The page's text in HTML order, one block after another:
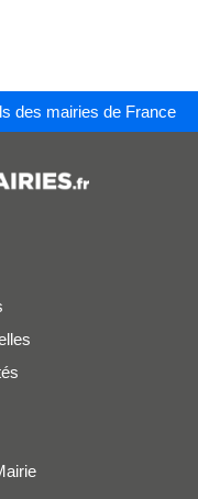
des mairies de France